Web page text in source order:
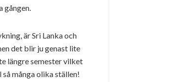
gången.
är Sri Lanka och
det blir ju genast lite
längre semester vilket
många olika ställen!